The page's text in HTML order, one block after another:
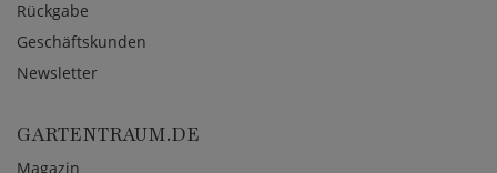
Rückgabe
Geschäftskunden
Newsletter
GARTENTRAUM.DE
Magazin